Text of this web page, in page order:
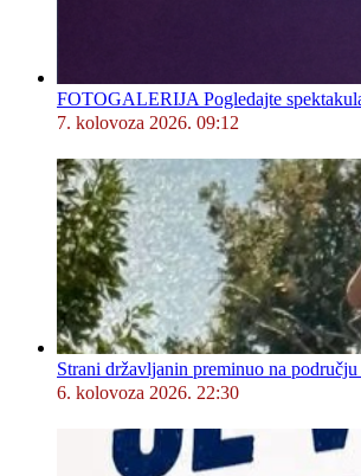
FOTOGALERIJA Pogledajte
7. kolovoza 2026. 09:12
Strani državljanin preminuo na području
6. kolovoza 2026. 22:30